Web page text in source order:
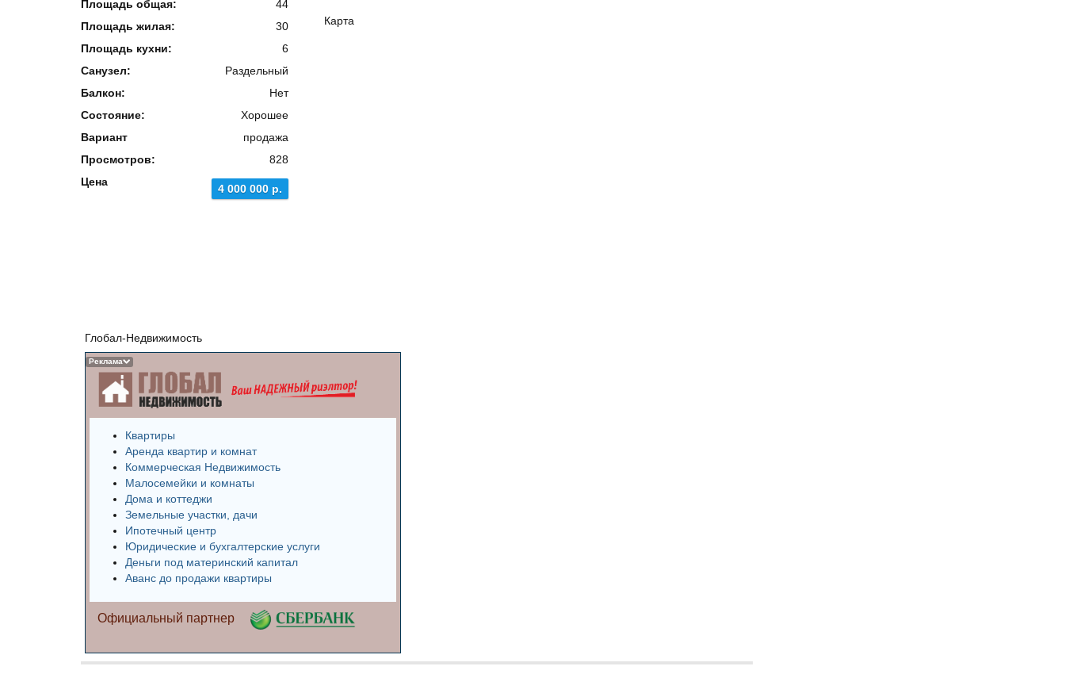
Площадь общая:
44
Площадь жилая:
30
Площадь кухни:
6
Санузел:
Раздельный
Балкон:
Нет
Состояние:
Хорошее
Вариант
продажа
Просмотров:
828
Цена
4 000 000 р.
Карта
Реклама
Глобал-Недвижимость
Квартиры
Аренда квартир и комнат
Коммерческая Недвижимость
Малосемейки и комнаты
Дома и коттеджи
Земельные участки, дачи
Ипотечный центр
Юридические и бухгалтерские услуги
Деньги под материнский капитал
Аванс до продажи квартиры
Официальный партнер